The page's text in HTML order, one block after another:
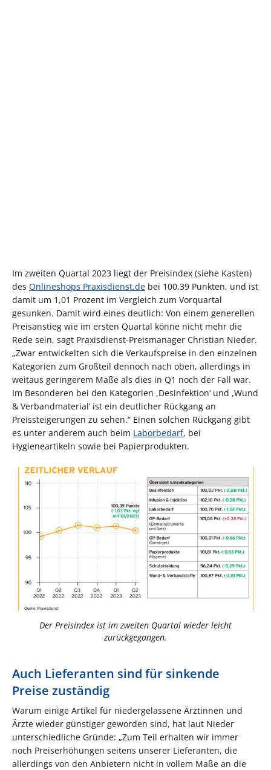
Im zweiten Quartal 2023 liegt der Preisindex (siehe Kasten)
des Onlineshops Praxisdienst.de bei 100,39 Punkten, und ist
damit um 1,01 Prozent im Vergleich zum Vorquartal
gesunken. Damit wird eines deutlich: Von einem generellen
Preisanstieg wie im ersten Quartal könne nicht mehr die
Rede sein, sagt Praxisdienst-Preismanager Christian Nieder.
„Zwar entwickelten sich die Verkaufspreise in den einzelnen
Kategorien zum Großteil dennoch nach oben, allerdings in
weitaus geringerem Maße als dies in Q1 noch der Fall war.
Im Besonderen bei den Kategorien ,Desinfektion‘ und ,Wund
& Verbandmaterial‘ ist ein deutlicher Rückgang an
Preissteigerungen zu sehen.“ Einen solchen Rückgang gibt
es unter anderem auch beim Laborbedarf, bei
Hygieneartikeln sowie bei Papierprodukten.
Der Preisindex ist im zweiten Quartal wieder leicht
zurückgegangen.
Auch Lieferanten sind für sinkende
Preise zuständig
Warum einige Artikel für niedergelassene Ärztinnen und
Ärzte wieder günstiger geworden sind, hat laut Nieder
unterschiedliche Gründe: „Zum Teil erhalten wir immer
noch Preiserhöhungen seitens unserer Lieferanten, die
allerdings von den Anbietern nicht in vollem Maße an die